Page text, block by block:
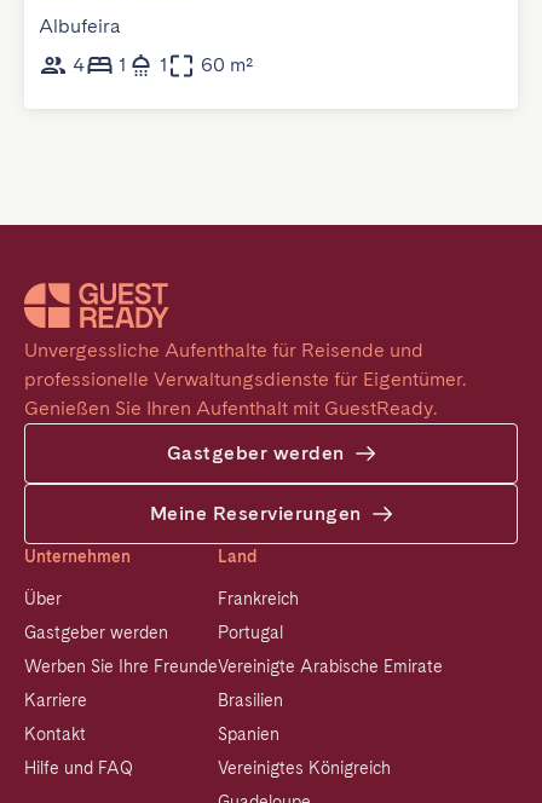
Albufeira
4
1 1 60 m²
Unvergessliche Aufenthalte für Reisende und
professionelle Verwaltungsdienste für Eigentümer.
Genießen Sie Ihren Aufenthalt mit GuestReady.
Gastgeber werden
Meine Reservierungen
Unternehmen
Über
Gastgeber werden
Werben Sie Ihre Freunde
Karriere
Kontakt
Hilfe und FAQ
Land
Frankreich
Portugal
Vereinigte Arabische Emirate
Brasilien
Spanien
Vereinigtes Königreich